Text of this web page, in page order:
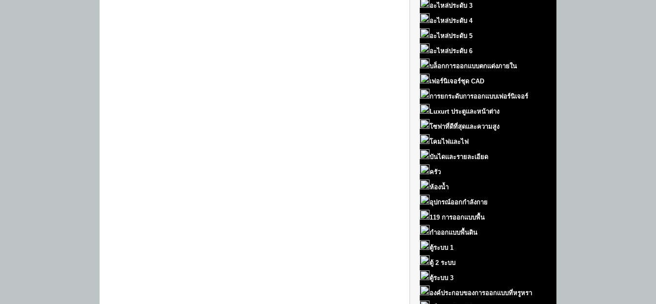
อะไหล่ประดับ 3
อะไหล่ประดับ 4
อะไหล่ประดับ 5
อะไหล่ประดับ 6
บล็อกการออกแบบตกแต่งภายใน
เฟอร์นิเจอร์ชุด CAD
การยกระดับการออกแบบเฟอร์นิเจอร์
Luxurt ประตูและหน้าต่าง
โซฟาที่ดีที่สุดและความสูง
โคมไฟและไฟ
บันไดและรายละเอียด
ครัว
ห้องน้ำ
อุปกรณ์ออกกำลังกาย
119 การออกแบบพื้น
กำออกแบบพื้นดิน
ตู้ระบบ 1
ตู้ 2 ระบบ
ตู้ระบบ 3
องค์ประกอบของการออกแบบที่หรูหรา